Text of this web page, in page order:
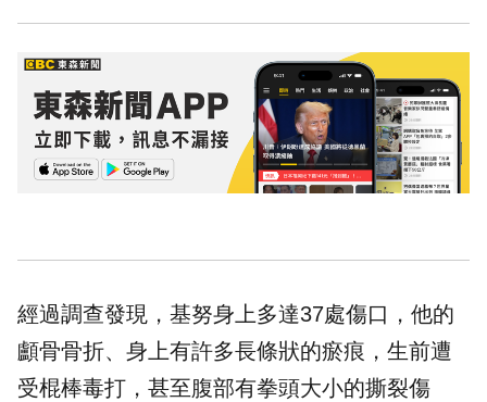
經過調查發現，基努身上多達37處傷口，他的
顱骨骨折、身上有許多長條狀的瘀痕，生前遭
受棍棒毒打，甚至腹部有拳頭大小的撕裂傷